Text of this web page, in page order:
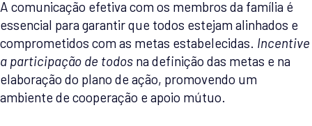
A comunicação efetiva com os membros da família é
essencial para garantir que todos estejam alinhados e
comprometidos com as metas estabelecidas. Incentive
a participação de todos na definição das metas e na
elaboração do plano de ação, promovendo um
ambiente de cooperação e apoio mútuo.